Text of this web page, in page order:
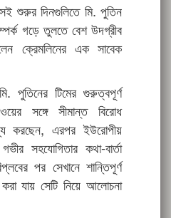
শুরুর দিনগুলিতে মি. পুতিন
গড়ে তুলতে বেশ উদগ্রীব
ক্রেমলিনের এক সাবেক
পুতিনের টিমের গুরুত্বপূর্ণ
সঙ্গে সীমান্ত বিরোধ
করছেন, এরপর ইউরোপীয়
সহযোগিতার কথা-বার্তা
পর সেখানে শান্তিপূর্ণ
যায় সেটি নিয়ে আলোচনা